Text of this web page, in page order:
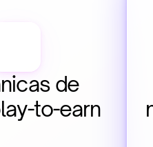
de
to-earn